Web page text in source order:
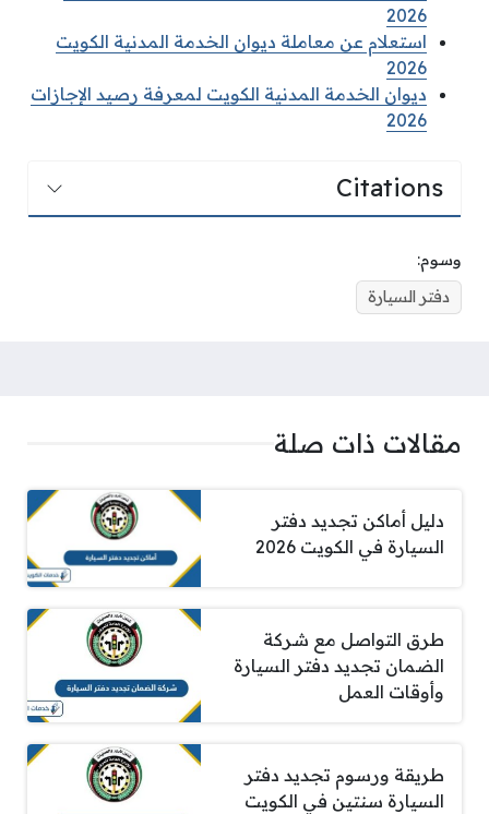
2026
استعلام عن معاملة ديوان الخدمة المدنية الكويت
2026
ديوان الخدمة المدنية الكويت لمعرفة رصيد الإجازات
2026
Citations
وسوم:
دفتر السيارة
مقالات ذات صلة
دليل أماكن تجديد دفتر
السيارة في الكويت 2026
طرق التواصل مع شركة
الضمان تجديد دفتر السيارة
وأوقات العمل
طريقة ورسوم تجديد دفتر
السيارة سنتين في الكويت